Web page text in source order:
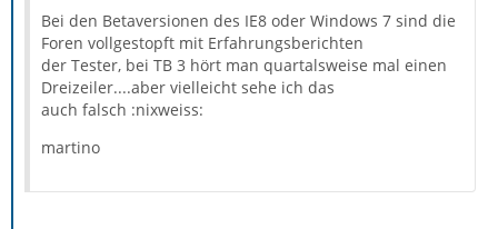
Bei den Betaversionen des IE8 oder Windows 7 sind die
Foren vollgestopft mit Erfahrungsberichten
der Tester, bei TB 3 hört man quartalsweise mal einen
Dreizeiler....aber vielleicht sehe ich das
auch falsch :nixweiss:
martino